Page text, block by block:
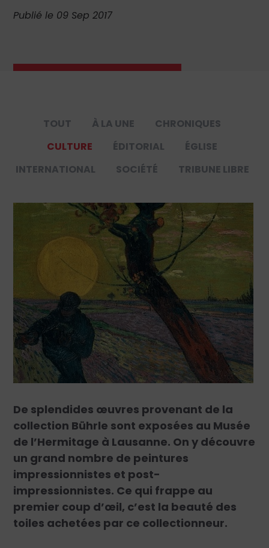
Publié le 09 Sep 2017
TOUT À LA UNE
CHRONIQUES
CULTURE
ÉDITORIAL
ÉGLISE
INTERNATIONAL
SOCIÉTÉ TRIBUNE LIBRE
De splendides œuvres provenant de la
collection Bührle sont exposées au Musée
de l’Hermitage à Lausanne. On y découvre
un grand nombre de peintures
impressionnistes et post-
impressionnistes. Ce qui frappe au
premier coup d’œil, c’est la beauté des
toiles achetées par ce collectionneur.